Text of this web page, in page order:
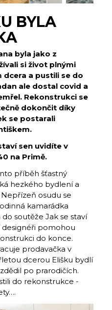
BYLA
byla jako z
si život plnými
dcera a pustili se do
ale dostal covid a
Rekonstrukci se
dokončit díky
se postarali
sen uvidíte v
na Primě.
příběh šťastný
hezkého bydlení a
osudu se
kamarádka
soutěže Jak se staví
designéři pomohou
do konce.
prodavačka v
dcerou Elišku bydlí
po prarodičích.
do rekonstrukce -